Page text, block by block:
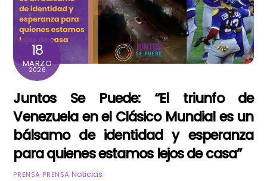
18
MARZO
2026
Juntos Se Puede: “El triunfo de
Venezuela en el Clásico Mundial es un
bálsamo de identidad y esperanza
para quienes estamos lejos de casa”
PRENSA PRENSA Noticias